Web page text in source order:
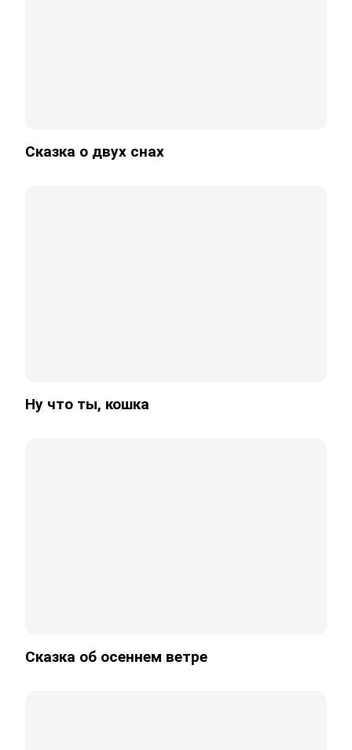
Сказка о двух снах
Ну что ты, кошка
Сказка об осеннем ветре